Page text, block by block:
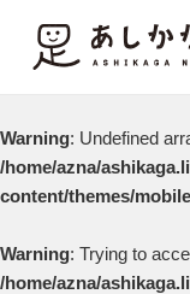
Warning: Undefined
/home/azna/
content/themes/
Warning: Trying to
/home/azna/